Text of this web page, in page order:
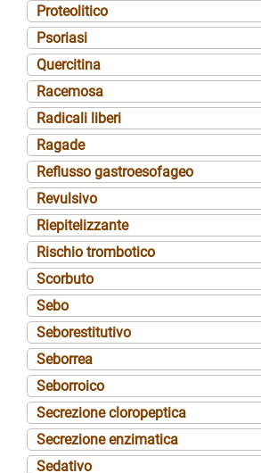
Proteolitico
Psoriasi
Quercitina
Racemosa
Radicali liberi
Ragade
Reflusso gastroesofageo
Revulsivo
Riepitelizzante
Rischio trombotico
Scorbuto
Sebo
Seborestitutivo
Seborrea
Seborroico
Secrezione cloropeptica
Secrezione enzimatica
Sedativo